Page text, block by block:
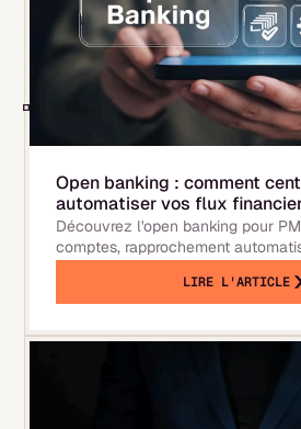
Open banking : comment
automatiser vos flux
Découvrez l'open banking pour
comptes, rapprochement
LIRE L'ARTICLE